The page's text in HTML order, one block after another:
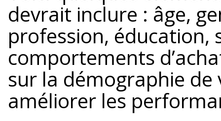
devrait inclure : âge,
profession, éducation,
comportements
sur la démographie
améliorer les